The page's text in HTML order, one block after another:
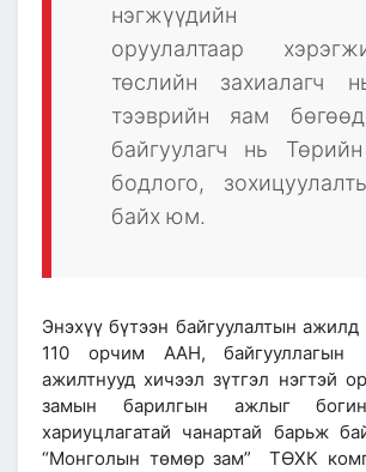
нэгжүүдийн
оруулалтаар
төслийн
тээврийн яам
байгуулагч нь
бодлого,
байх юм.
Энэхүү бүтээн байгуулалтын
110 орчим ААН,
ажилтнууд хичээл зүтгэл нэгтэй
замын барилгын ажлыг
хариуцлагатай чанартай барьж
“Монголын төмөр зам” ТӨХК